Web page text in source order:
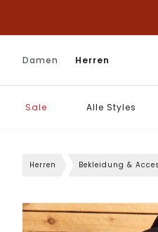
Damen Herren
Sale Alle Styles
Herren Bekleidung &